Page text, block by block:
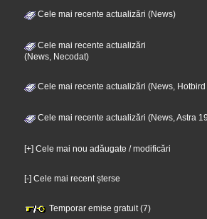
Cele mai recente actualizări (News)
Cele mai recente actualizări
(News, Necodat)
Cele mai recente actualizări (News, Hotbird
Cele mai recente actualizări (News, Astra
[+] Cele mai nou adăugate / modificări
[-] Cele mai recent șterse
Temporar emise gratuit (7)